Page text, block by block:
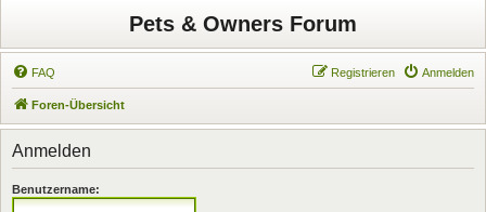
Pets & Owners Forum
FAQ Anmelden
Registrieren
Foren-Übersicht
Anmelden
Benutzername: